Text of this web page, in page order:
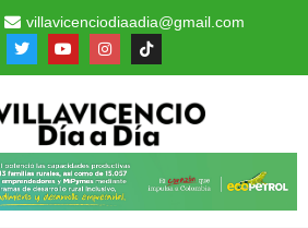
villavicenciodiaadia@gmail.com